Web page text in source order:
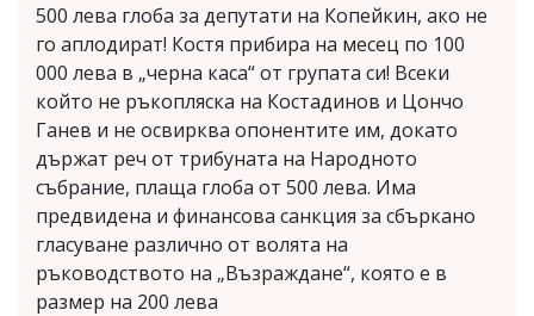
500 лева глоба за депутати на Копейкин, ако не
го аплодират! Костя прибира на месец по 100
000 лева в „черна каса“ от групата си! Всеки
който не ръкопляска на Костадинов и Цончо
Ганев и не освирква опонентите им, докато
държат реч от трибуната на Народното
събрание, плаща глоба от 500 лева. Има
предвидена и финансова санкция за сбъркано
гласуване различно от волята на
ръководството на „Възраждане“, която е в
размер на 200 лева